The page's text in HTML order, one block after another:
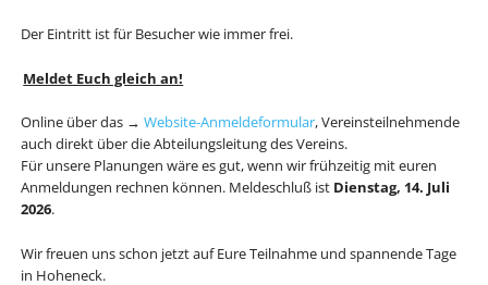
Der Eintritt ist für Besucher wie immer frei.
Meldet Euch gleich an!
Online über das → Website-Anmeldeformular, Vereinsteilnehmende
auch direkt über die Abteilungsleitung des Vereins.
Für unsere Planungen wäre es gut, wenn wir frühzeitig mit euren
Anmeldungen rechnen können. Meldeschluß ist Dienstag, 14. Juli
2026.
Wir freuen uns schon jetzt auf Eure Teilnahme und spannende Tage
in Hoheneck.